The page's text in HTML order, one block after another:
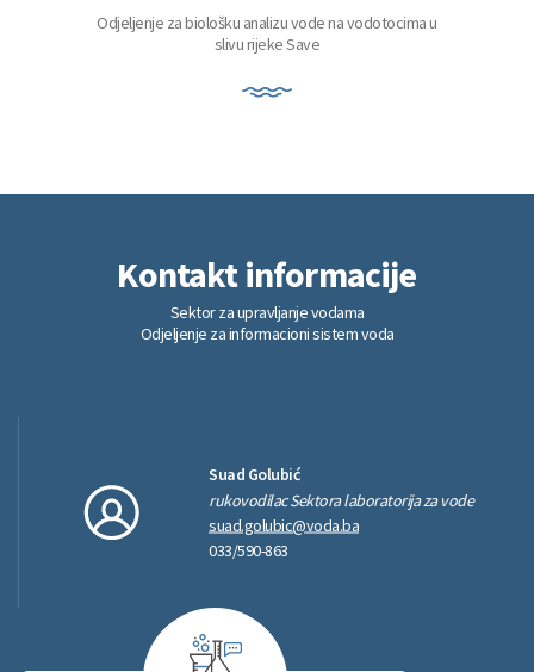
Odjeljenje za biološku analizu vode na vodotocima u
slivu rijeke Save
Kontaktinformacije
Sektor za upravljanje vodama
Odjeljenje za informacioni sistem voda
Suad Golubić
rukovodilac Sektora laboratorija za vode
suad.golubic@voda.ba
033/590-863